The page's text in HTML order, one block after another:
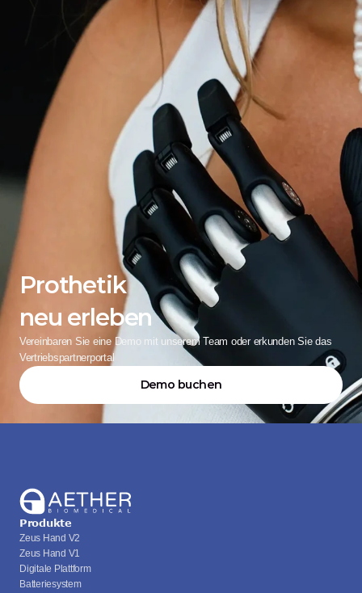
Prothetik
neu erleben
Vereinbaren Sie eine Demo mit unserem Team oder erkunden Sie das
Vertriebspartnerportal
Demo buchen
Produkte
Zeus Hand V2
Zeus Hand V1
Digitale Plattform
Batteriesystem